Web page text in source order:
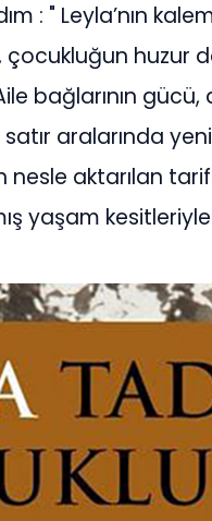
: " Leyla’nın
çocukluğun huzur
bağlarının gücü,
aralarında
nesle aktarılan
yaşam